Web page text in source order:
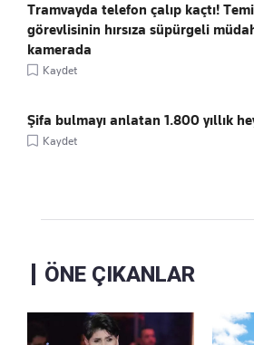
Tramvayda telefon çalıp kaçtı!
görevlisinin hırsıza süpürgeli
kamerada
Kaydet
Şifa bulmayı anlatan 1.800 yıllık
Kaydet
ÖNE ÇIKANLAR